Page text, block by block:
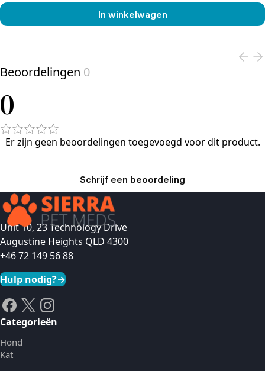
In winkelwagen
Beoordelingen 0
0
Er zijn geen beoordelingen toegevoegd voor dit product.
Schrijf een beoordeling
Unit 10, 23 Technology Drive
Augustine Heights QLD 4300
+46 72 149 56 88
Hulp nodig?→
Categorieën
Hond
Kat